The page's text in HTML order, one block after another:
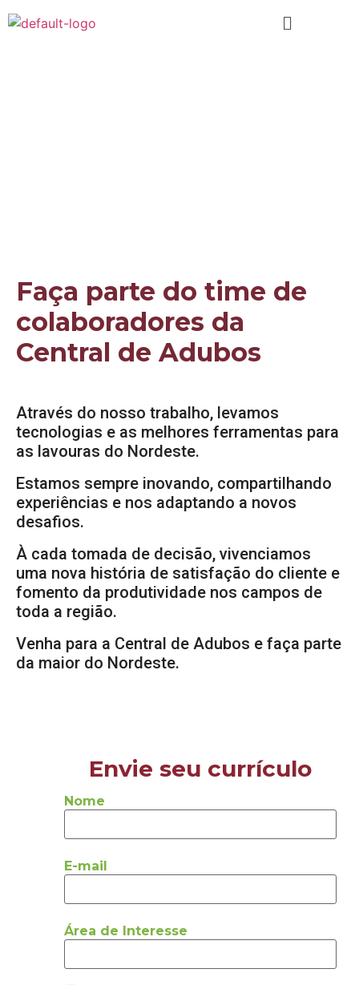
Faça parte do time de
colaboradores da
Central de Adubos
Através do nosso trabalho, levamos
tecnologias e as melhores ferramentas para
as lavouras do Nordeste.
Estamos sempre inovando, compartilhando
experiências e nos adaptando a novos
desafios.
À cada tomada de decisão, vivenciamos
uma nova história de satisfação do cliente e
fomento da produtividade nos campos de
toda a região.
Venha para a Central de Adubos e faça parte
da maior do Nordeste.
Envie seu currículo
Nome
E-mail
Área de Interesse